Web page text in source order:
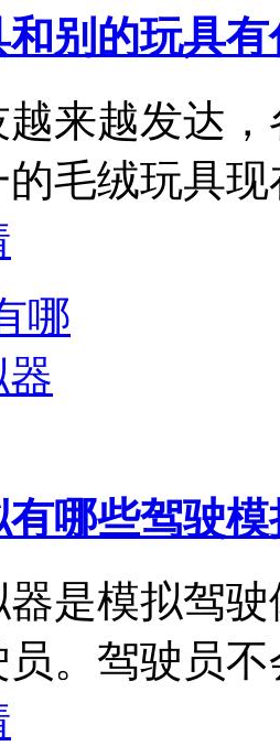
别的玩具
来越发达
的毛绒玩具
哪些驾驶
是模拟驾
员。驾驶员